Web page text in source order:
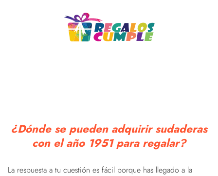
¿Dónde se pueden adquirir sudaderas
con el año 1951 para regalar?
La respuesta a tu cuestión es fácil porque has llegado a la